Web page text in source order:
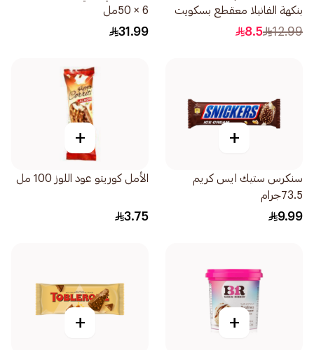
بنكهة الفانيلا معقطع بسكويت
اوريو 135مل
12.99
8.5
6 × 50مل
31.99
+
سنكرس ستيك ايس كريم
73.5جرام
9.99
+
الأمل كوريتو عود اللوز 100 مل
3.75
+
+